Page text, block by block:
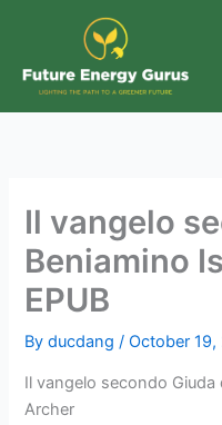
content
Il vangelo
Beniamino
EPUB
Byducdang /October 19,
Il vangelo secondo
Archer